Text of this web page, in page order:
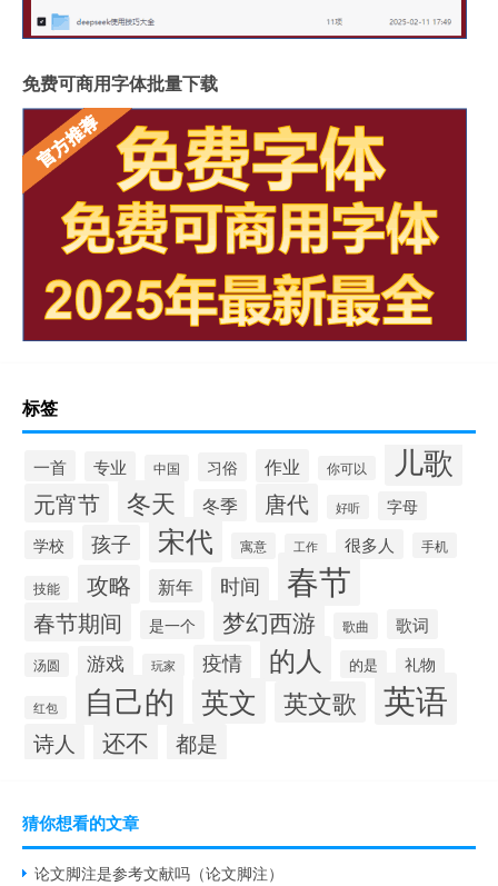
免费可商用字体批量下载
标签
一首 专业 中国 习俗 作业 你可以 儿歌
元宵节 冬天 冬季 唐代 好听
字母
学校
孩子 宋代 寓意 工作 很多人 手机
技能 攻略 新年 时间 春节
春节期间 是一个 梦幻西游 歌曲 歌词
汤圆 游戏 玩家 疫情 的人 的是 礼物
红包 自己的 英文 英文歌 英语
诗人 还不 都是
猜你想看的文章
论文脚注是参考文献吗（论文脚注）